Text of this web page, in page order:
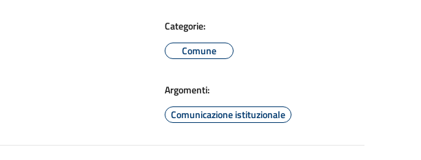
Categorie:
Comune
Argomenti:
Comunicazione istituzionale